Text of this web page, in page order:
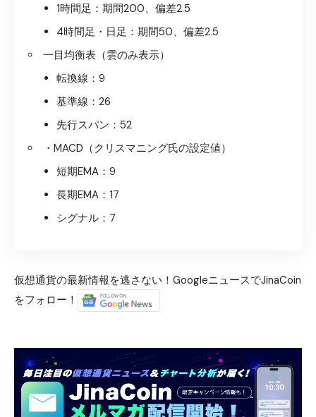
1時間足：期間200、偏差2.5
4時間足・日足：期間50、偏差2.5
一目均衡表（雲のみ表示）
転換線：9
基準線：26
先行スパン：52
・MACD（クリスマニング氏の設定値）
短期EMA：9
長期EMA：17
シグナル：7
仮想通貨の最新情報を逃さない！GoogleニュースでJinaCoin
をフォロー！